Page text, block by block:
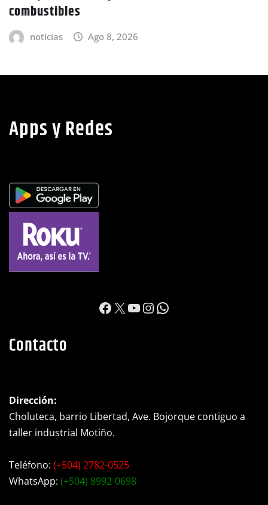
combustibles
noticias Ago 8, 2026
Apps y Redes
https://
X YouTube
Instagram
WhatsApp
Contacto
Dirección:
Choluteca, barrio Libertad, Ave. Bojorque contiguo a
taller industrial Motiño.
Teléfono: (+504) 2782-0525
WhatsApp: (+504) 8992-0698